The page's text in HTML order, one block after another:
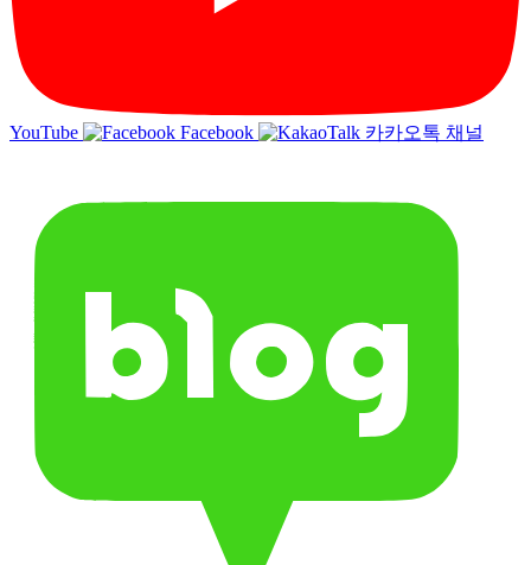
YouTube Facebook 카카오톡 채널